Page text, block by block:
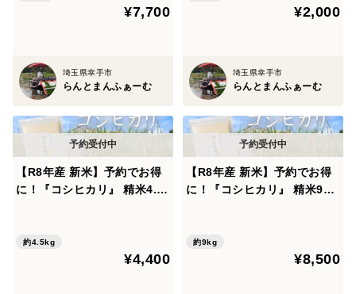
¥7,700
埼玉県幸手市
らんとまんふぁーむ
¥2,000
埼玉県幸手市
らんとまんふぁーむ
【R8年産 新米】予約でお得
に！『コシヒカリ』 精米4.5k
約4.5kg
¥4,400
【R8年産 新米】予約でお得
に！『コシヒカリ』 精米9kg
約9kg
¥8,500